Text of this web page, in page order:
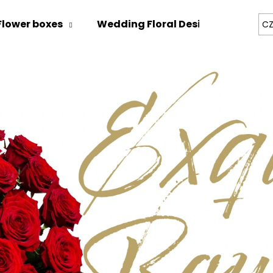
boxes Wedding Floral Design
We recommend